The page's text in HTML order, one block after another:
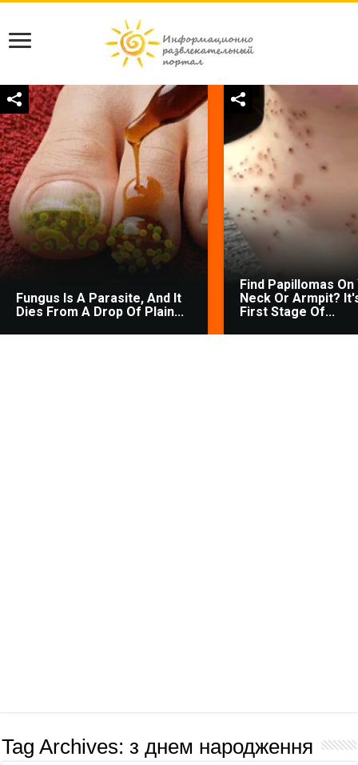
Fungus Is A Parasite, And It
Dies From A Drop Of Plain...
Find Papillomas On
Neck Or Armpit?
First Stage Of...
Tag Archives:з днем народження